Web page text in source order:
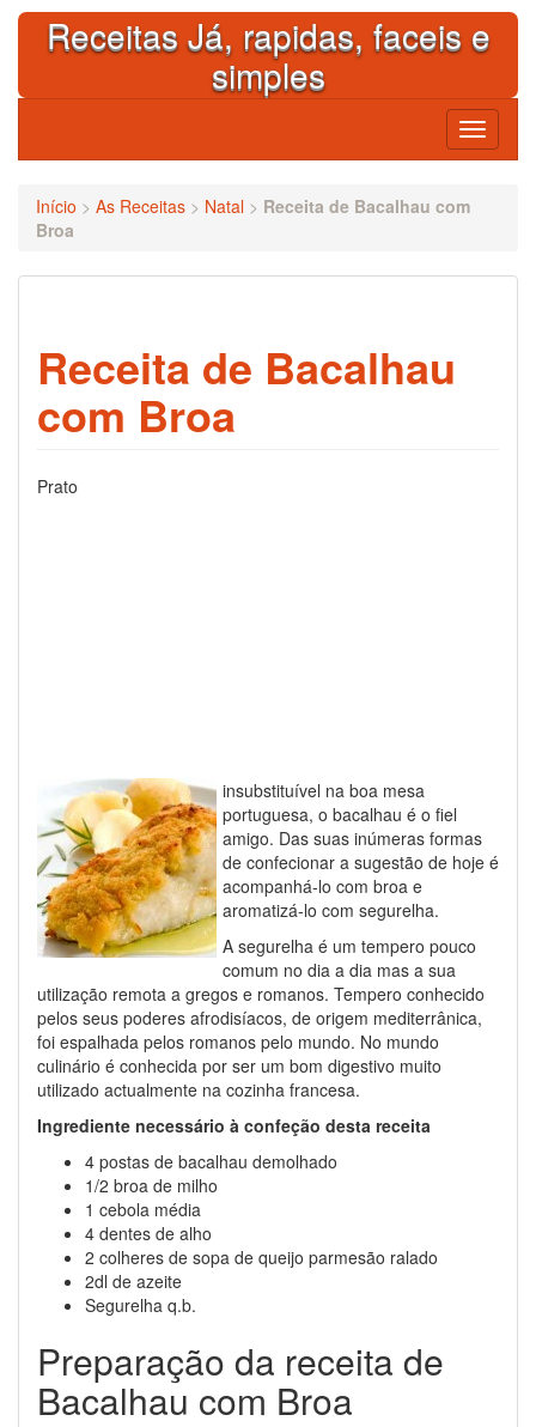
Skip
contentReceitas Já, rapidas, faceis e
simples
Toggle
Início > As Receitas > Natal > Receita de Bacalhau com
Broa
Receita de Bacalhau
com Broa
Prato
insubstituível na boa mesa
portuguesa, o bacalhau é o fiel
amigo. Das suas inúmeras formas
de confecionar a sugestão de hoje é
acompanhá-lo com broa e
aromatizá-lo com segurelha.
A segurelha é um tempero pouco
comum no dia a dia mas a sua
utilização remota a gregos e romanos. Tempero conhecido
pelos seus poderes afrodisíacos, de origem mediterrânica,
foi espalhada pelos romanos pelo mundo. No mundo
culinário é conhecida por ser um bom digestivo muito
utilizado actualmente na cozinha francesa.
Ingrediente necessário à confeção desta receita
4 postas de bacalhau demolhado
1/2 broa de milho
1 cebola média
4 dentes de alho
2 colheres de sopa de queijo parmesão ralado
2dl de azeite
Segurelha q.b.
Preparação da receita de
Bacalhau com Broa